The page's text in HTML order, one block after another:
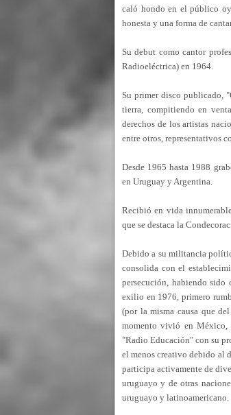
caló hondo en el público
honesta y una forma de
Su debut como cantor
Radioeléctrica) en 1964.
Su primer disco publicado,
tierra, compitiendo en
derechos de los artistas
entre otros, representativos
Desde 1965 hasta 1988
en Uruguay y Argentina.
Recibió en vida
que se destaca la
Debido a su militancia
consolida con el
persecución, habiendo
exilio en 1976, primero
(por la misma causa que
momento vivió en México,
"Radio Educación" con su
el menos creativo debido al
participa activamente de
uruguayo y de otras
uruguayo y latinoamericano.